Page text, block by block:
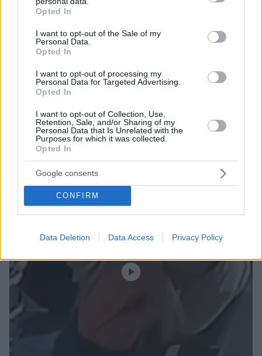
grant or deny consent to Google and its third-party tags to
use your data for below specified purposes in below Google
consent section.
Opted In
I want to opt-out of the Sale of my
Personal Data.
Opted In
I want to opt-out of processing my
Personal Data for Targeted Advertising.
Opted In
I want to opt-out of Collection, Use,
Retention, Sale, and/or Sharing of my
Personal Data that Is Unrelated with the
Purposes for which it was collected.
Opted In
Google consents
CONFIRM
Data Deletion Data Access Privacy Policy
«Δεν το πιστεύουμε», λένε οι Αμερικανοί που
υιοθέτησαν τον Αφγανό στη Λέσβο - Η αρχική
στην απολογία